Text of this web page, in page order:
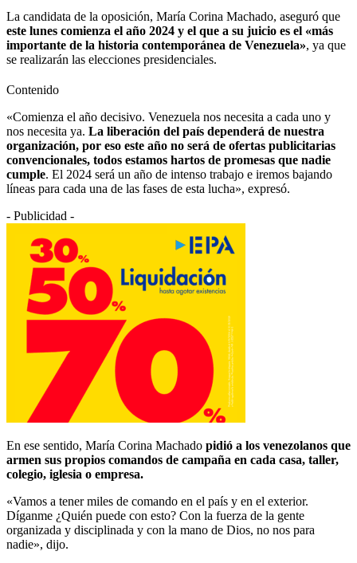
La candidata de la oposición, María Corina Machado, aseguró que
este lunes comienza el año 2024 y el que a su juicio es el «más
importante de la historia contemporánea de Venezuela», ya que
se realizarán las elecciones presidenciales.
Contenido
«Comienza el año decisivo. Venezuela nos necesita a cada uno y
nos necesita ya. La liberación del país dependerá de nuestra
organización, por eso este año no será de ofertas publicitarias
convencionales, todos estamos hartos de promesas que nadie
cumple. El 2024 será un año de intenso trabajo e iremos bajando
líneas para cada una de las fases de esta lucha», expresó.
- Publicidad -
En ese sentido, María Corina Machado pidió a los venezolanos que
armen sus propios comandos de campaña en cada casa, taller,
colegio, iglesia o empresa.
«Vamos a tener miles de comando en el país y en el exterior.
Díganme ¿Quién puede con esto? Con la fuerza de la gente
organizada y disciplinada y con la mano de Dios, no nos para
nadie», dijo.